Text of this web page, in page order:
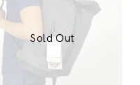
Sold Out